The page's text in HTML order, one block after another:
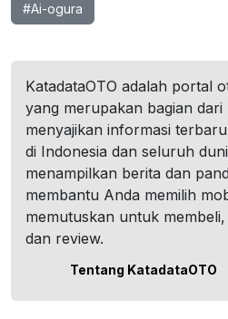
#Ai-ogura
KatadataOTO adalah portal
yang merupakan bagian dari
menyajikan informasi
di Indonesia dan seluruh
menampilkan berita dan
membantu Anda memilih
memutuskan untuk
dan review.
Tentang KatadataOTO